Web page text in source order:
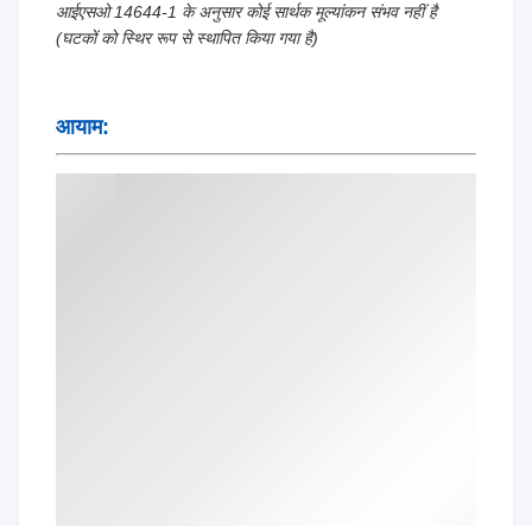
आईएसओ 14644-1 के अनुसार कोई सार्थक मूल्यांकन संभव नहीं है
(घटकों को स्थिर रूप से स्थापित किया गया है)
आयाम: